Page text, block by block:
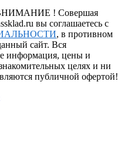
! Совершая
вы соглашаетесь с
, в противном
сайт. Вся
информация, цены и
целях и ни
публичной офертой!